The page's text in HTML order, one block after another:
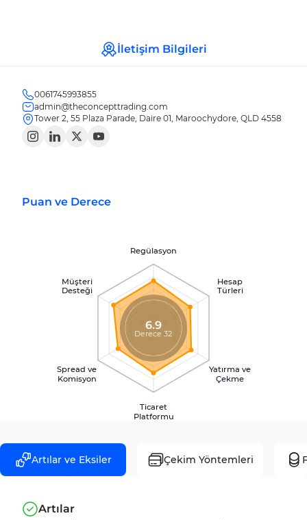
İletişim Bilgileri
0061745993855
admin@theconcepttrading.com
Tower 2, 55 Plaza Parade, Daire 01, Maroochydore, QLD 4558
Puan ve Derece
Regülasyon
Hesap
Türleri
Yatırma ve
Çekme
Ticaret
Platformu
Spread ve
Komisyon
Müşteri
Desteği
6.9
Derece 32
Artılar ve Eksiler Çekim Yöntemleri
Artılar